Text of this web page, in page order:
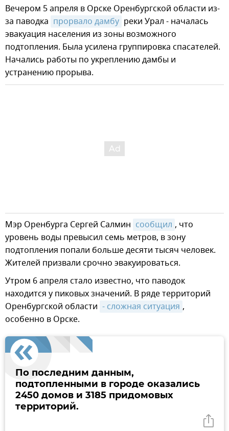
Вечером 5 апреля в Орске Оренбургской области из-
за паводка прорвало дамбу реки Урал - началась
эвакуация населения из зоны возможного
подтопления. Была усилена группировка спасателей.
Начались работы по укреплению дамбы и
устранению прорыва.
Мэр Оренбурга Сергей Салмин сообщил , что
уровень воды превысил семь метров, в зону
подтопления попали больше десяти тысяч человек.
Жителей призвали срочно эвакуироваться.
Утром 6 апреля стало известно, что паводок
находится у пиковых значений. В ряде территорий
Оренбургской области - сложная ситуация ,
особенно в Орске.
По последним данным,
подтопленными в городе оказались
2450 домов и 3185 придомовых
территорий.